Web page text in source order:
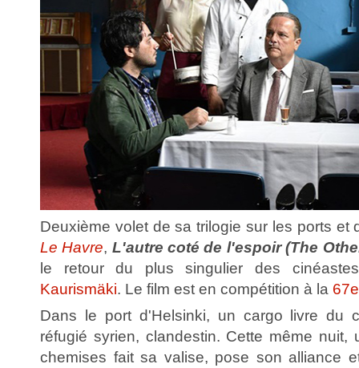
Deuxième volet de sa trilogie sur les ports et
Le Havre, L'autre coté de l'espoir (The
le retour du plus singulier des
Kaurismäki. Le film est en compétition à la
Dans le port d'Helsinki, un cargo livre du
réfugié syrien, clandestin. Cette même
chemises fait sa valise, pose son alliance